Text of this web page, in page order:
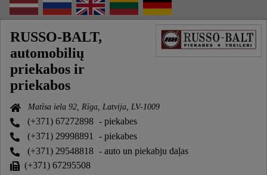
RUSSO-BALT,
automobilių
priekabos ir
priekabos
Matīsa iela 92, Rīga, Latvija, LV-1009
(+371) 67272898 - piekabes
(+371) 29998891
- piekabes
(+371) 29548818 - auto un piekabju daļas
(+371) 67295508